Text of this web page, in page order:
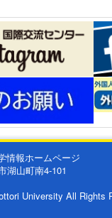
情報ホームページ
湖山町南4-101
University All Rights